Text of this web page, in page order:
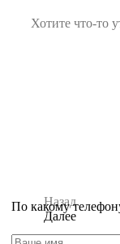
Назад
Далее
По какому